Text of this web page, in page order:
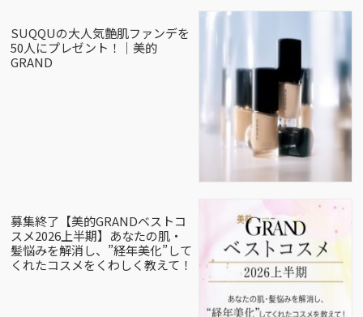
SUQQUの大人気艶肌ファンデを
50人にプレゼント！｜美的
GRAND
募集終了【美的GRANDベストコ
スメ2026上半期】あなたの肌・
髪悩みを解消し、”経年美化”して
くれたコスメをくわしく教えて！